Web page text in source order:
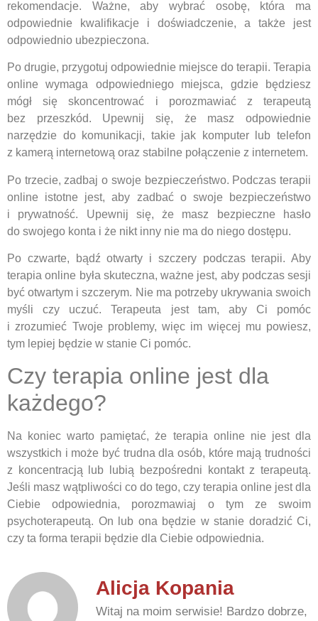
rekomendacje. Ważne, aby wybrać osobę, która ma
odpowiednie kwalifikacje i doświadczenie, a także jest
odpowiednio ubezpieczona.
Po drugie, przygotuj odpowiednie miejsce do terapii. Terapia
online wymaga odpowiedniego miejsca, gdzie będziesz
mógł się skoncentrować i porozmawiać z terapeutą
bez przeszkód. Upewnij się, że masz odpowiednie
narzędzie do komunikacji, takie jak komputer lub telefon
z kamerą internetową oraz stabilne połączenie z internetem.
Po trzecie, zadbaj o swoje bezpieczeństwo. Podczas terapii
online istotne jest, aby zadbać o swoje bezpieczeństwo
i prywatność. Upewnij się, że masz bezpieczne hasło
do swojego konta i że nikt inny nie ma do niego dostępu.
Po czwarte, bądź otwarty i szczery podczas terapii. Aby
terapia online była skuteczna, ważne jest, aby podczas sesji
być otwartym i szczerym. Nie ma potrzeby ukrywania swoich
myśli czy uczuć. Terapeuta jest tam, aby Ci pomóc
i zrozumieć Twoje problemy, więc im więcej mu powiesz,
tym lepiej będzie w stanie Ci pomóc.
Czy terapia online jest dla
każdego?
Na koniec warto pamiętać, że terapia online nie jest dla
wszystkich i może być trudna dla osób, które mają trudności
z koncentracją lub lubią bezpośredni kontakt z terapeutą.
Jeśli masz wątpliwości co do tego, czy terapia online jest dla
Ciebie odpowiednia, porozmawiaj o tym ze swoim
psychoterapeutą. On lub ona będzie w stanie doradzić Ci,
czy ta forma terapii będzie dla Ciebie odpowiednia.
Alicja Kopania
Witaj na moim serwisie! Bardzo dobrze,